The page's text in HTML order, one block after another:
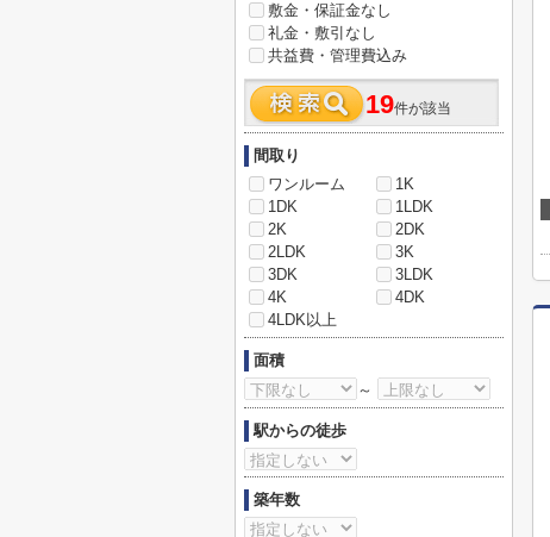
敷金・保証金なし
礼金・敷引なし
共益費・管理費込み
19件が該当
間取り
ワンルーム
1K
1DK
1LDK
2K
2DK
2LDK
3K
3DK
3LDK
4K
4DK
4LDK以上
面積
～
駅からの徒歩
築年数